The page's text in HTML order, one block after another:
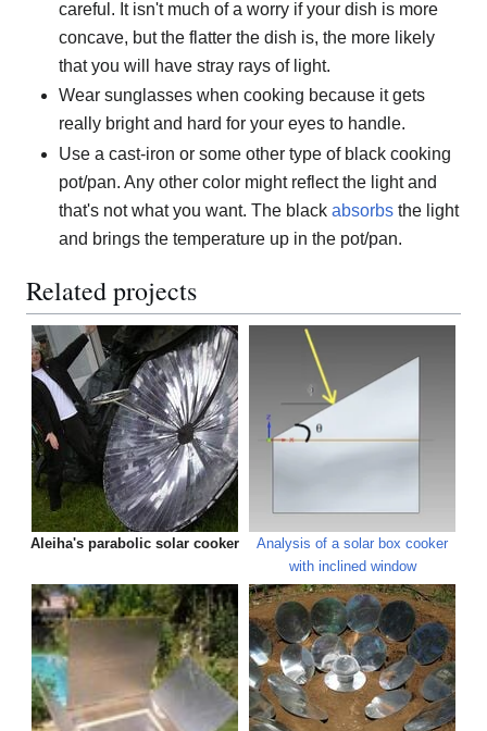
careful. It isn't much of a worry if your dish is more
concave, but the flatter the dish is, the more likely
that you will have stray rays of light.
Wear sunglasses when cooking because it gets
really bright and hard for your eyes to handle.
Use a cast-iron or some other type of black cooking
pot/pan. Any other color might reflect the light and
that's not what you want. The black absorbs the light
and brings the temperature up in the pot/pan.
Related projects
Aleiha's parabolic solar cooker
Analysis of a solar box cooker
with inclined window